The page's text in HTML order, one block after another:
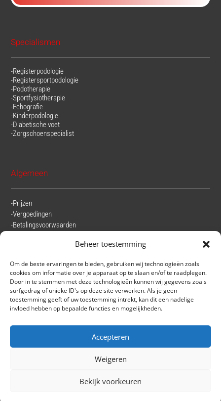
Beheer toestemming
Om de beste ervaringen te bieden, gebruiken wij technologieën zoals
cookies om informatie over je apparaat op te slaan en/of te raadplegen.
Door in te stemmen met deze technologieën kunnen wij gegevens zoals
surfgedrag of unieke ID's op deze site verwerken. Als je geen
toestemming geeft of uw toestemming intrekt, kan dit een nadelige
invloed hebben op bepaalde functies en mogelijkheden.
Accepteren
Weigeren
Bekijk voorkeuren
Specialismen
-Registerpodologie
-Registersportpodologie
-Podotherapie
-Sportfysiotherapie
-Echografie
-Kinderpodologie
-Diabetische voet
-Zorgschoenspecialist
Algemeen
-Prijzen
-Vergoedingen
-Betalingsvoorwaarden
Contact
Heeft u een vraag, tip of wilt u ons gewoon even spreken? Neem dan
gerust contact op met ons.
Klik hier voor onze contact pagina